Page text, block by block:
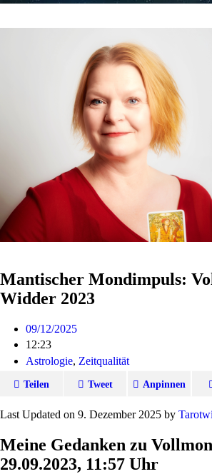
Mantischer Mondimpuls:
Widder 2023
09/12/2025
12:23
Astrologie, Zeitqualität
Teilen Tweet Anpinnen
Last Updated on 9. Dezember 2025 by
Meine Gedanken zu
29.09.2023, 11:57 Uhr